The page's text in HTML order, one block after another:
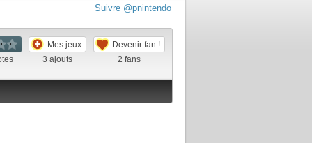
Suivre @pnintendo
Mes jeux
3 ajouts
Devenir fan !
2 fans